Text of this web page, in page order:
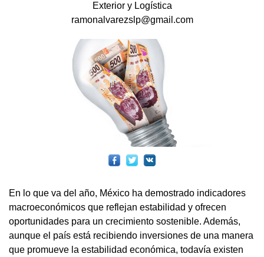
Exterior y Logística
ramonalvarezslp@gmail.com
En lo que va del año, México ha demostrado indicadores
macroeconómicos que reflejan estabilidad y ofrecen
oportunidades para un crecimiento sostenible. Además,
aunque el país está recibiendo inversiones de una manera
que promueve la estabilidad económica, todavía existen